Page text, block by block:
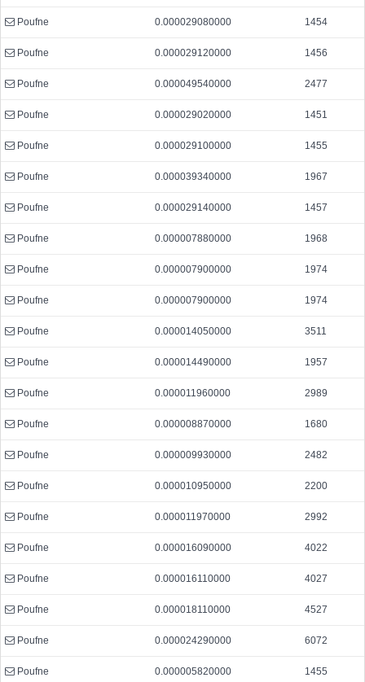
Poufne 0.000029080000 1454
Poufne 0.000029120000 1456
Poufne 0.000049540000 2477
Poufne 0.000029020000 1451
Poufne 0.000029100000 1455
Poufne 0.000039340000 1967
Poufne 0.000029140000 1457
Poufne 0.000007880000 1968
Poufne 0.000007900000 1974
Poufne 0.000007900000 1974
Poufne 0.000014050000 3511
Poufne 0.000014490000 1957
Poufne 0.000011960000 2989
Poufne 0.000008870000 1680
Poufne 0.000009930000 2482
Poufne 0.000010950000 2200
Poufne 0.000011970000 2992
Poufne 0.000016090000 4022
Poufne 0.000016110000 4027
Poufne 0.000018110000 4527
Poufne 0.000024290000 6072
Poufne 0.000005820000 1455